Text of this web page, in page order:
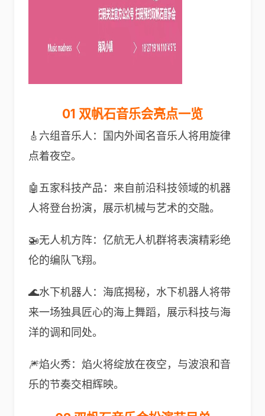
01 双帆石音乐会亮点一览
🎸六组音乐人：国内外闻名音乐人将用旋律
点着夜空。
🤖️五家科技产品：来自前沿科技领域的机器
人将登台扮演，展示机械与艺术的交融。
🚁无人机方阵：亿航无人机群将表演精彩绝
伦的编队飞翔。
🌊水下机器人：海底揭秘，水下机器人将带
来一场独具匠心的海上舞蹈，展示科技与海
洋的调和同处。
🎆焰火秀：焰火将绽放在夜空，与波浪和音
乐的节奏交相辉映。